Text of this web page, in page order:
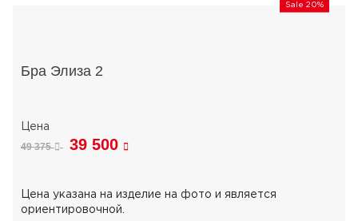
Sale 20%
Бра Элиза 2
49 375 39 500
Цена указана на изделие на фото и является
ориентировочной.